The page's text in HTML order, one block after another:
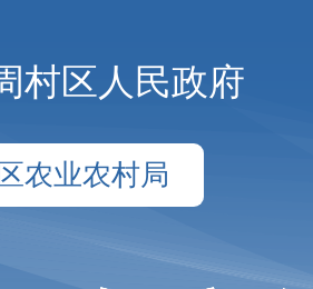
村区人民政府
农业农村局